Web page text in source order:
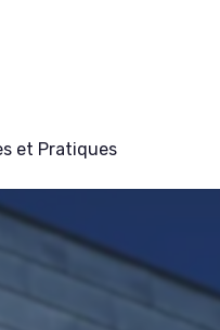
et Pratiques